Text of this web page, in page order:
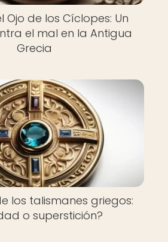
Ojo de los Cíclopes: Un
el mal en la Antigua
Grecia
los talismanes griegos:
o superstición?